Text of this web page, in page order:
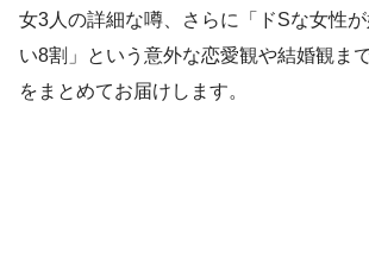
女3人の詳細な噂、さらに「ドSな女性
い8割」という意外な恋愛観や結婚観ま
をまとめてお届けします。